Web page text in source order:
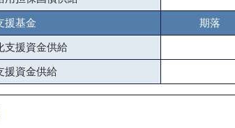
援基金 期落
支援資金供給
援資金供給